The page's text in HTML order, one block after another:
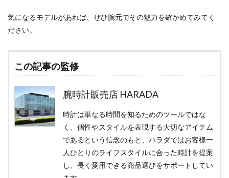
気になるモデルがあれば、ぜひ腕元でその魅力を確かめてみてく
ださい。
この記事の監修
腕時計販売店 HARADA
時計は単なる時間を知るためのツールではな
く、個性やスタイルを表現する大切なアイテム
であるという信念のもと、ハラダではお客様一
人ひとりのライフスタイルに合った時計を提案
し、長く愛用できる商品選びをサポートしてい